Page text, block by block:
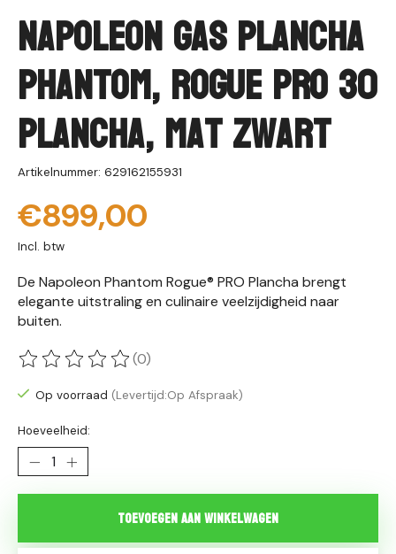
Napoleon Gas Plancha
Phantom, Rogue PRO 30
Plancha, mat zwart
Artikelnummer: 629162155931
€899,00
Incl. btw
De Napoleon Phantom Rogue® PRO Plancha brengt
elegante uitstraling en culinaire veelzijdigheid naar
buiten.
De beoordeling van dit product is
(0)
Op voorraad (Levertijd:Op Afspraak)
Hoeveelheid:
Toevoegen aan winkelwagen